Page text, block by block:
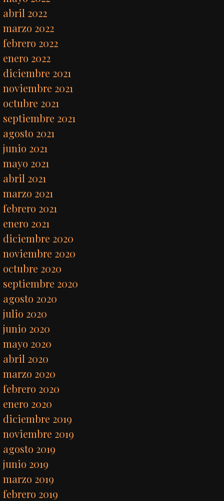
abril 2022
marzo 2022
febrero 2022
enero 2022
diciembre 2021
noviembre 2021
octubre 2021
septiembre 2021
agosto 2021
junio 2021
mayo 2021
abril 2021
marzo 2021
febrero 2021
enero 2021
diciembre 2020
noviembre 2020
octubre 2020
septiembre 2020
agosto 2020
julio 2020
junio 2020
mayo 2020
abril 2020
marzo 2020
febrero 2020
enero 2020
diciembre 2019
noviembre 2019
agosto 2019
junio 2019
marzo 2019
febrero 2019